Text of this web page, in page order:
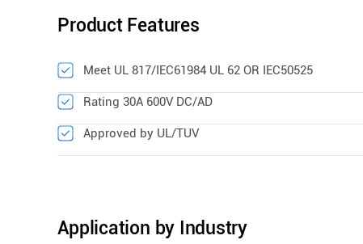
Product Features
Meet UL 817/IEC61984 UL 62 OR IEC50525
Rating 30A 600V DC/AD
Approved by UL/TUV
Application by Industry